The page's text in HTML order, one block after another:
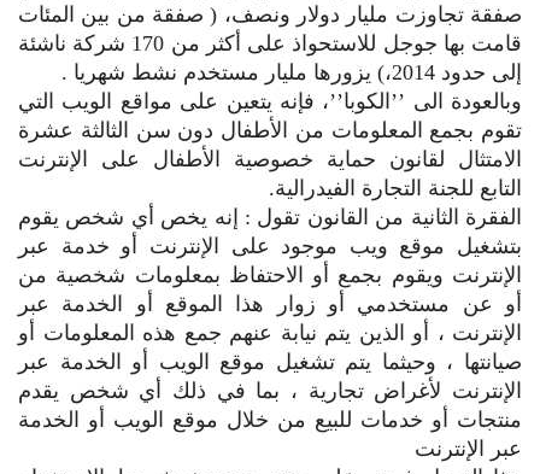
صفقة تجاوزت مليار دولار ونصف، ( صفقة من بين المئات
قامت بها جوجل للاستحواذ على أكثر من 170 شركة ناشئة
إلى حدود 2014،) يزورها مليار مستخدم نشط شهريا .
وبالعودة الى ’’الكوبا’’، فإنه يتعين على مواقع الويب التي
تقوم بجمع المعلومات من الأطفال دون سن الثالثة عشرة
الامتثال لقانون حماية خصوصية الأطفال على الإنترنت
التابع للجنة التجارة الفيدرالية.
الفقرة الثانية من القانون تقول : إنه يخص أي شخص يقوم
بتشغيل موقع ويب موجود على الإنترنت أو خدمة عبر
الإنترنت ويقوم بجمع أو الاحتفاظ بمعلومات شخصية من
أو عن مستخدمي أو زوار هذا الموقع أو الخدمة عبر
الإنترنت ، أو الذين يتم نيابة عنهم جمع هذه المعلومات أو
صيانتها ، وحيثما يتم تشغيل موقع الويب أو الخدمة عبر
الإنترنت لأغراض تجارية ، بما في ذلك أي شخص يقدم
منتجات أو خدمات للبيع من خلال موقع الويب أو الخدمة
عبر الإنترنت